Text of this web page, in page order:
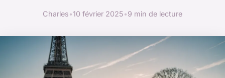
Charles•10 février 2025•9 min de lecture